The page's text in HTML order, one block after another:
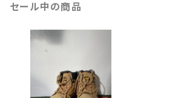
セール中の商品